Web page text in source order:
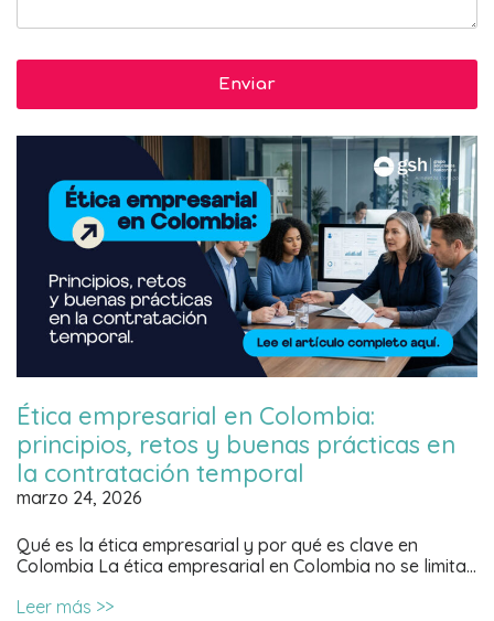
Ética empresarial en Colombia:
principios, retos y buenas prácticas en
la contratación temporal
marzo 24, 2026
Qué es la ética empresarial y por qué es clave en
Colombia La ética empresarial en Colombia no se limita…
Leer más >>